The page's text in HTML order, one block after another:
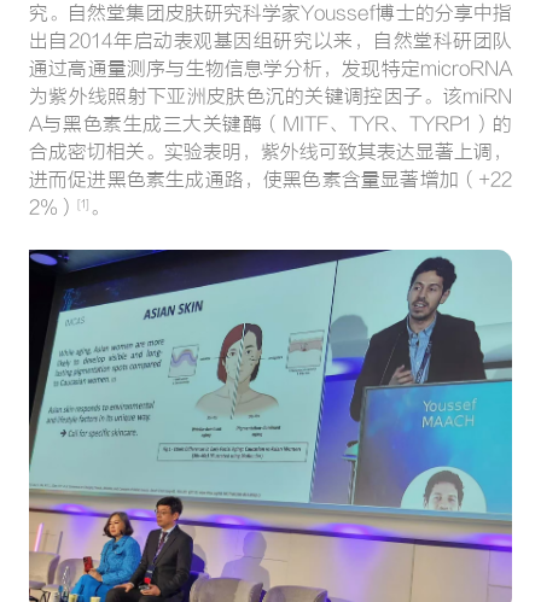
究。自然堂集团皮肤研究科学家Youssef博士的分享中指
出自2014年启动表观基因组研究以来，自然堂科研团队
通过高通量测序与生物信息学分析，发现特定microRNA
为紫外线照射下亚洲皮肤色沉的关键调控因子。该miRN
A与黑色素生成三大关键酶（MITF、TYR、TYRP1）的
合成密切相关。实验表明，紫外线可致其表达显著上调，
进而促进黑色素生成通路，使黑色素含量显著增加（+22
2%）
[1] 。